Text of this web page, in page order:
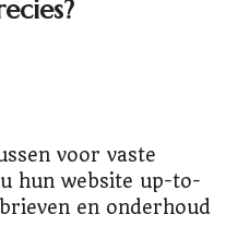
voor vaste
hun website up-to-
en onderhoud